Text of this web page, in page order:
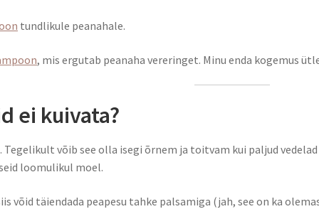
tundlikule peanahale.
, mis ergutab peanaha vereringet. Minu enda kogemus
ei kuivata?
Tegelikult võib see olla isegi õrnem ja toitvam kui paljud
loomulikul moel.
võid täiendada peapesu tahke palsamiga (jah, see on ka